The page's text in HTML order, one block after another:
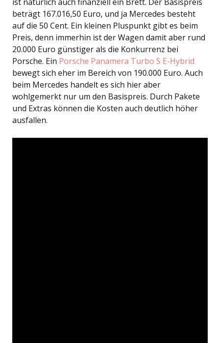
beträgt 167.016,50 Euro, und ja Mercedes besteht
auf die 50 Cent. Ein kleinen Pluspunkt gibt es beim
Preis, denn immerhin ist der Wagen damit aber rund
20.000 Euro günstiger als die Konkurrenz bei
Porsche. Ein Porsche Panamera Turbo S E-Hybrid
bewegt sich eher im Bereich von 190.000 Euro. Auch
beim Mercedes handelt es sich hier aber
wohlgemerkt nur um den Basispreis. Durch Pakete
und Extras können die Kosten auch deutlich höher
ausfallen.